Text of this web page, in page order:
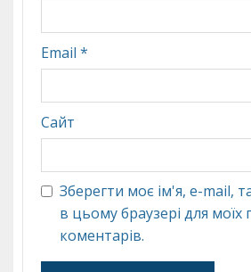
Email *
Сайт
Зберегти моє ім'я, e-mail,
в цьому браузері для
коментарів.